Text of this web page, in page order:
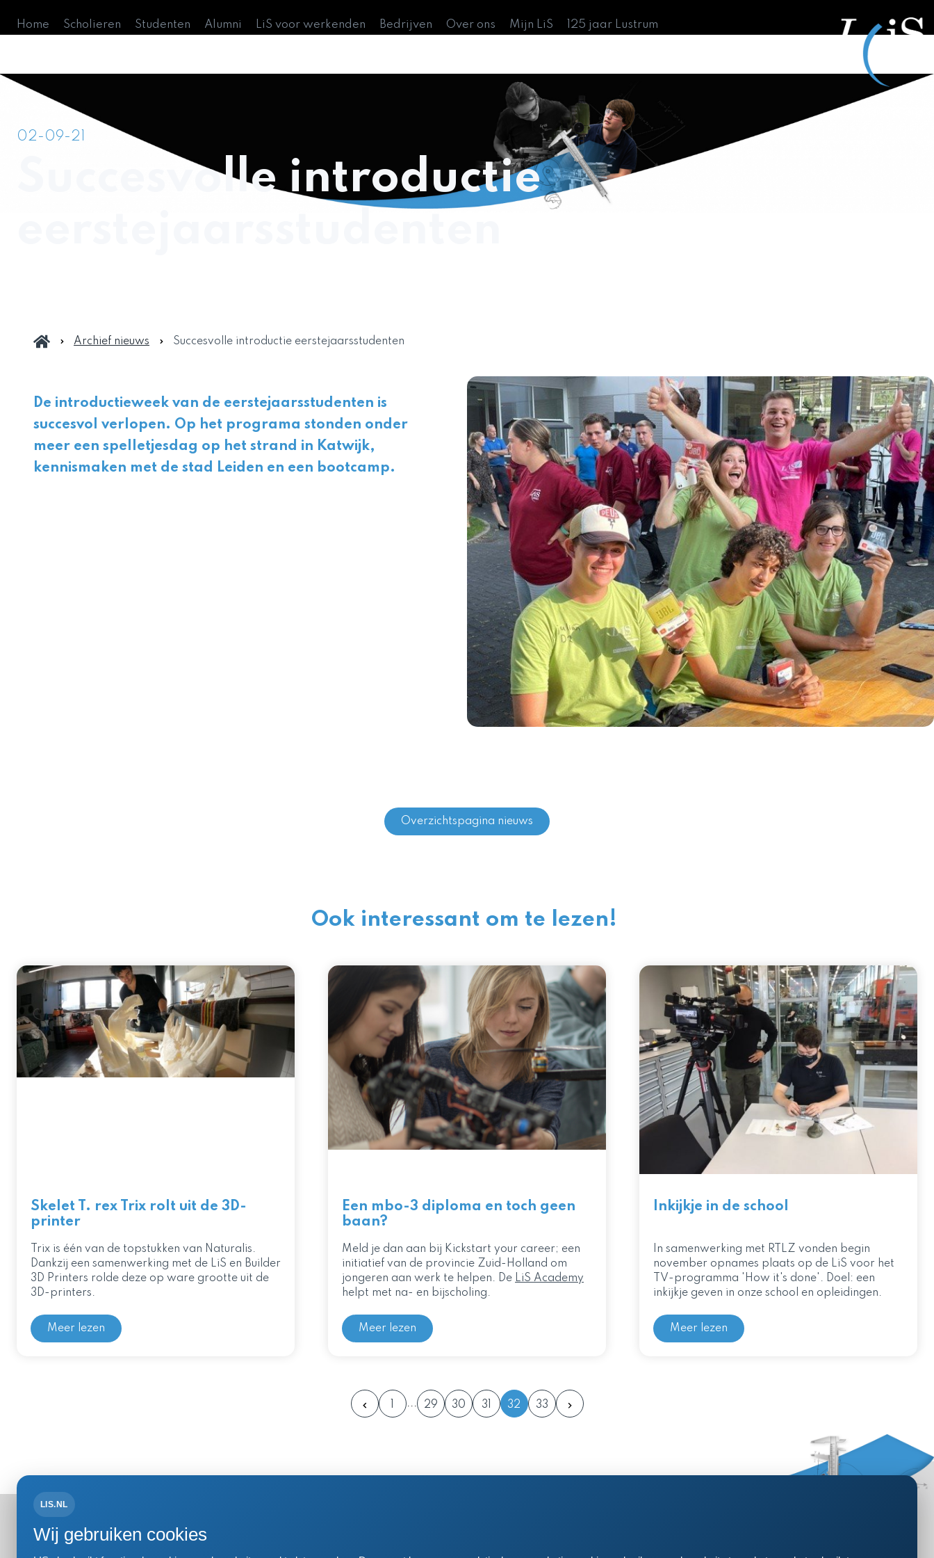
Home Scholieren Studenten Alumni LiS voor werkenden Bedrijven Over ons Mijn LiS 125 jaar Lustrum
02-09-21
Succesvolle introductie
Archief nieuws Succesvolle introductie eerstejaarsstudenten
De introductieweek van de eerstejaarsstudenten is
succesvol verlopen. Op het programa stonden onder
meer een spelletjesdag op het strand in Katwijk,
kennismaken met de stad Leiden en een bootcamp.
Overzichtspagina nieuws
Ook interessant om te lezen!
Skelet T. rex Trix rolt uit de 3D-
printer
Trix is één van de topstukken van Naturalis.
Dankzij een samenwerking met de LiS en Builder
3D Printers rolde deze op ware grootte uit de
3D-printers.
Meer lezen
Een mbo-3 diploma en toch geen
baan?
Meld je dan aan bij Kickstart your career; een
initiatief van de provincie Zuid-Holland om
jongeren aan werk te helpen. De LiS Academy
helpt met na- en bijscholing.
Meer lezen
Inkijkje in de school
In samenwerking met RTLZ vonden begin
november opnames plaats op de LiS voor het
TV-programma 'How it's done'. Doel: een
inkijkje geven in onze school en opleidingen.
Meer lezen
29 30 31 32 33
LIS.NL
Wij gebruiken cookies